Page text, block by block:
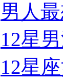
男人
12星
12星